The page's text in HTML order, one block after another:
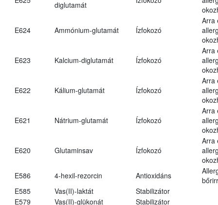
diglutamát
E624 Ammónium-glutamát Ízfokozó
Arra
E623 Kalcium-diglutamát Ízfokozó
Arra
E622 Kálium-glutamát Ízfokozó
Arra
E621 Nátrium-glutamát Ízfokozó
Arra
E620 Glutaminsav Ízfokozó
Arra
E586
4-hexil-rezorcin Antioxidáns
E585
Vas(II)-laktát
Stabilizátor
E579
Vas(II)-glükonát Stabilizátor